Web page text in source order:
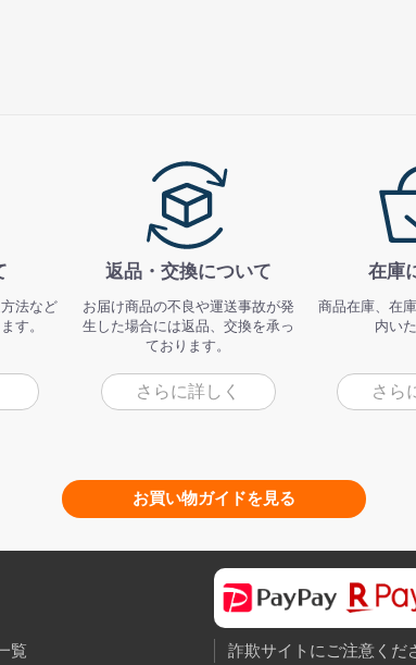
法など
す。
返品・交換について
お届け商品の不良や運送事故が発
生した場合には返品、交換を承っ
ております。
さらに詳しく
在庫
商品在庫、在
内い
さら
お買い物ガイドを見る
覧 詐欺サイトにご注意くだ